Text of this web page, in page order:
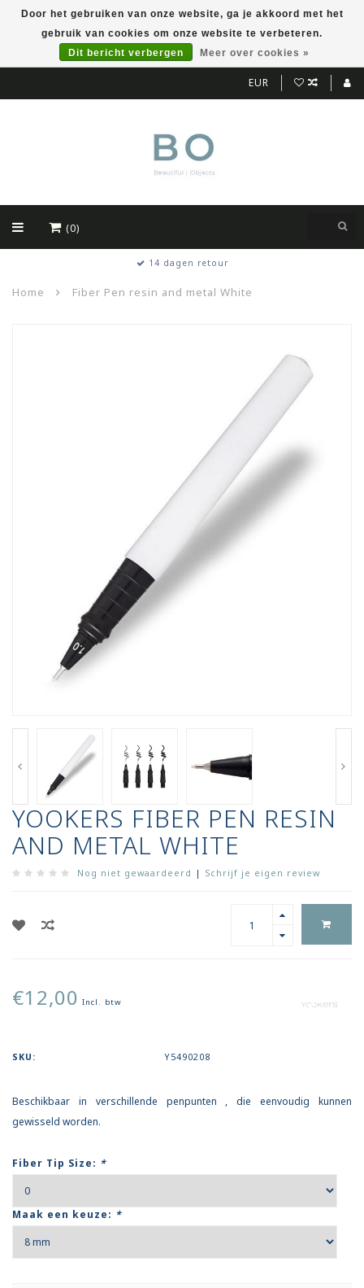
EUR
(0)
14 dagen retour
Home Fiber Pen resin and metal White
YOOKERS FIBER PEN RESIN
AND METAL WHITE
Nog niet gewaardeerd | Schrijf je eigen review
€12,00 Incl. btw
SKU: Y5490208
Beschikbaar in verschillende penpunten , die eenvoudig kunnen
gewisseld worden.
Fiber Tip Size: *
Maak een keuze: *
Door het gebruiken van onze website, ga je akkoord met het
gebruik van cookies om onze website te verbeteren.
Dit bericht verbergen
Meer over cookies »